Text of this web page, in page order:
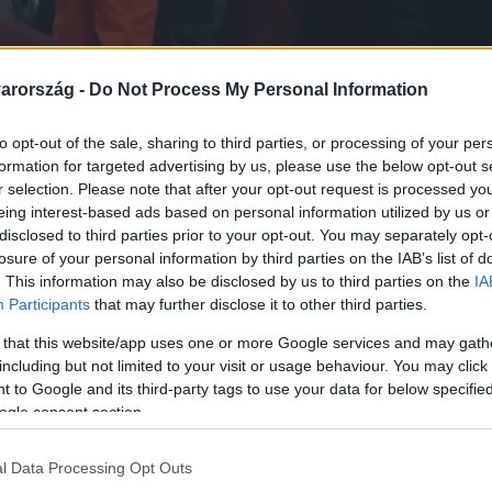
- Do Not Process My Personal Information
opt-out of the sale, sharing to third parties, or processing of your
for targeted advertising by us, please use the below opt-out
selection. Please note that after your opt-out request is processed
interest-based ads based on personal information utilized by us
to third parties prior to your opt-out. You may separately
of your personal information by third parties on the IAB’s list of
This information may also be disclosed by us to third parties on the
Participants that may further disclose it to other third parties.
that this website/app uses one or more Google services and may
but not limited to your visit or usage behaviour. You may
to Google and its third-party tags to use your data for below
consent section.
Data Processing Opt Outs
bűnözők, akiknek szökéseit az egész
épített csónakon menekült, más
leghíresebb börtönszökések történetei
is visszaköszönnek. Mutatjuk!